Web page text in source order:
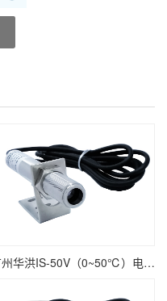
广州华洪IS-50V（0~50℃）电压输出精准型固定安装非接触式在线式工业红外测温仪